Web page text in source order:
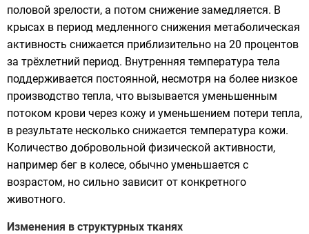
половой зрелости, а потом снижение замедляется. В
крысах в период медленного снижения метаболическая
активность снижается приблизительно на 20 процентов
за трёхлетний период. Внутренняя температура тела
поддерживается постоянной, несмотря на более низкое
производство тепла, что вызывается уменьшенным
потоком крови через кожу и уменьшением потери тепла,
в результате несколько снижается температура кожи.
Количество добровольной физической активности,
например бег в колесе, обычно уменьшается с
возрастом, но сильно зависит от конкретного
животного.
Изменения в структурных тканях